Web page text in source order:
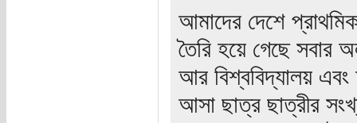
আমাদের দেশে
তৈরি হয়ে গেছে
আর বিশ্ববিদ্যালয়
আসা ছাত্র ছাত্রীর